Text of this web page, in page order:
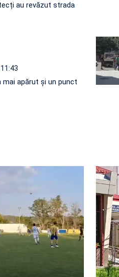
au revăzut strada
mai apărut și un punct